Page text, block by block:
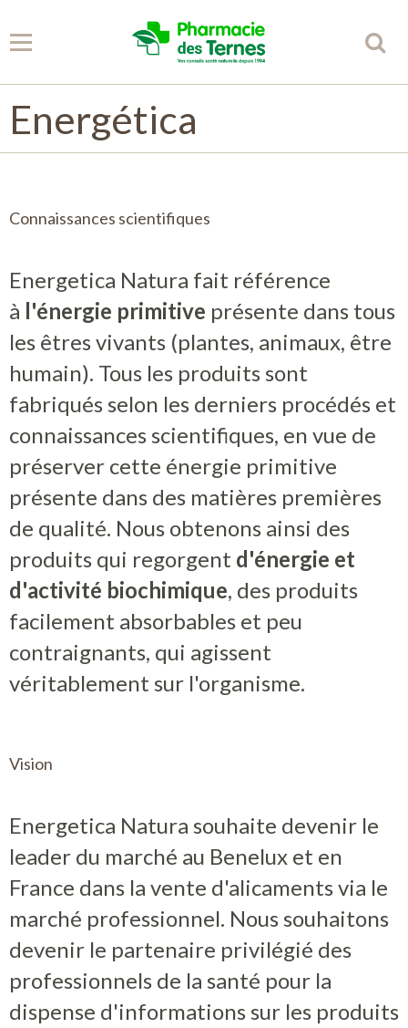
Panier
Votre compte
Accueil
Conseils
Partenaires
Librairie
Contact
Boutique
Energética
Connaissances scientifiques
Energetica Natura fait référence
à l'énergie primitive présente dans tous
les êtres vivants (plantes, animaux, être
humain). Tous les produits sont
fabriqués selon les derniers procédés et
connaissances scientifiques, en vue de
préserver cette énergie primitive
présente dans des matières premières
de qualité. Nous obtenons ainsi des
produits qui regorgent d'énergie et
d'activité biochimique, des produits
facilement absorbables et peu
contraignants, qui agissent
véritablement sur l'organisme.
Vision
Energetica Natura souhaite devenir le
leader du marché au Benelux et en
France dans la vente d'alicaments via le
marché professionnel. Nous souhaitons
devenir le partenaire privilégié des
professionnels de la santé pour la
dispense d'informations sur les produits